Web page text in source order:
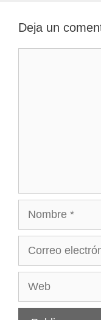
Deja un
Nombre